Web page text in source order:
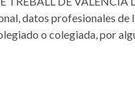
datos profesionales de
o colegiada, por